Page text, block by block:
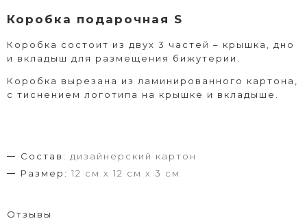
Коробка подарочная S
Коробка состоит из двух 3 частей – крышка, дно
и вкладыш для размещения бижутерии.
Коробка вырезана из ламинированного картона,
с тиснением логотипа на крышке и вкладыше.
Состав: дизайнерский картон
Размер: 12 см х 12 см х 3 см
Отзывы